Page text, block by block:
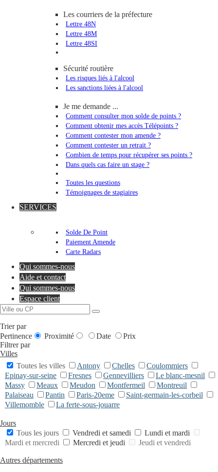
Les courriers de la préfecture
Lettre 48N
Lettre 48M
Lettre 48SI
Sécurité routière
Les risques liés à l'alcool
Les sanctions liées à l'alcool
Je me demande ...
Comment consulter mon solde de points ?
Comment obtenir mes accès Télépoints ?
Comment contester mon amende ?
Comment contester un retrait ?
Combien de temps pour récupérer ses points ?
Dans quels cas faire un stage ?
Toutes les questions
Témoignages de stagiaires
SERVICES
Solde De Point
Paiement Amende
Carte Radars
Qui sommes-nous
Aide et contact
Qui sommes-nous
Espace client
Trier par
Pertinence
Proximité Date
Prix
Filtrer par
Villes
Toutes les villes
Antony Chelles
Coulommiers
Epinay-sur-seine
Fresnes Gennevilliers
Le blanc-mesnil
Massy
Meaux Meudon Montfermeil
Montreuil
Palaiseau
Pantin Paris-20eme
Saint-germain-les-corbeil
Villemomble
La ferte-sous-jouarre
Jours
Tous les jours
Vendredi et samedi
Lundi et mardi
Mardi et mercredi
Mercredi et jeudi Jeudi et vendredi
Autres départements